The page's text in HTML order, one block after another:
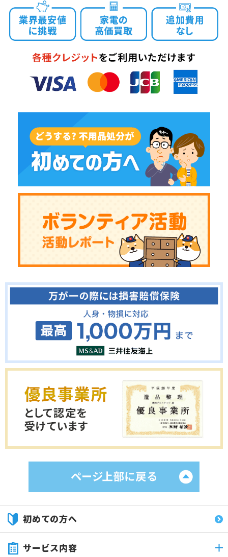
初めての方へ
サービス内容